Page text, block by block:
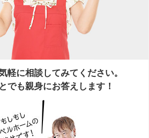
軽に相談してみてください。
でも親身にお答えします！